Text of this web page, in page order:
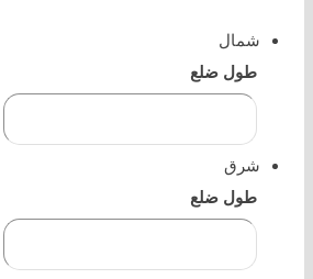
شمال
طول ضلع
شرق
طول ضلع